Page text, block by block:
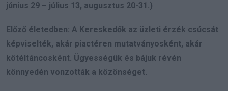
június 29 – július 13, augusztus 20-31.)
Előző életedben: A Kereskedők az üzleti érzék csúcsát
képviselték, akár piactéren mutatványosként, akár
kötéltáncosként. Ügyességük és bájuk révén
könnyedén vonzották a közönséget.